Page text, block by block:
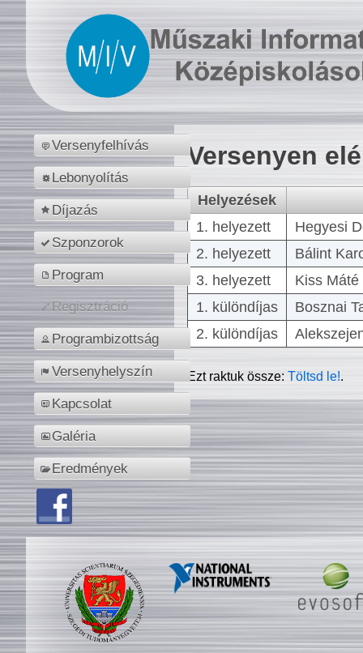
Versenyfelhívás
Lebonyolítás
Díjazás
Szponzorok
Program
Regisztráció
Programbizottság
Versenyhelyszín
Kapcsolat
Galéria
Eredmények
Versenyen
Helyezések
1. helyezett
Hegyesi
2. helyezett
Bálint
3. helyezett
Kiss
1. különdíjas
Bosznai
2. különdíjas
Ezt raktuk össze:Töltsd le!.